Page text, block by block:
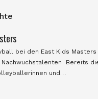
bei den East Kids
Nachwuchstalenten Bereits
und…